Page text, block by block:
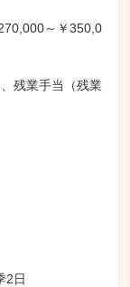
～￥350,0
残業手当（残業
2日